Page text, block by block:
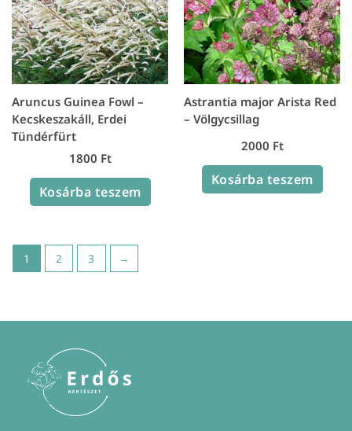
Aruncus Guinea Fowl –
Kecskeszakáll, Erdei
Tündérfürt
1800 Ft
Kosárba teszem
Astrantia major Arista Red
– Völgycsillag
2000 Ft
Kosárba teszem
1 2 3 →